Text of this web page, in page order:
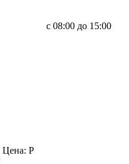
c 08:00 до 15:00
Цена: Р